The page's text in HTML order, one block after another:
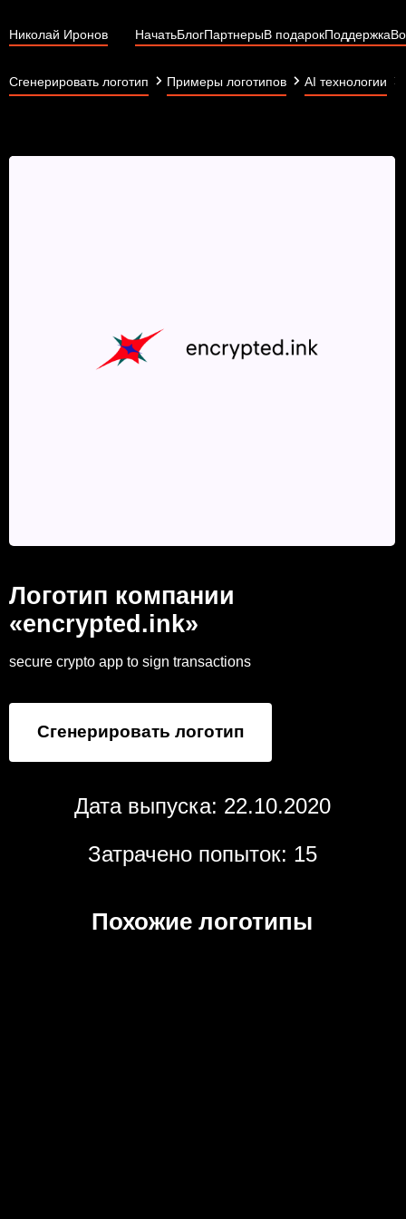
Николай Иронов НачатьБлогПартнерыВ подарокПоддержка
Сгенерировать логотип Примеры логотипов AI технологии
Логотип компании
«encrypted.ink»
secure crypto app to sign transactions
Сгенерировать логотип
Дата выпуска: 22.10.2020
Затрачено попыток: 15
Похожие логотипы